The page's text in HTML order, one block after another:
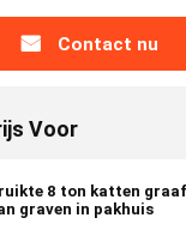
Contact nu
Voor
8 ton katten
graven in pakhuis